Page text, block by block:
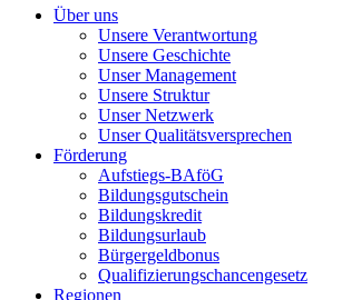
Über uns
Unsere Verantwortung
Unsere Geschichte
Unser Management
Unsere Struktur
Unser Netzwerk
Unser Qualitätsversprechen
Förderung
Aufstiegs-BAföG
Bildungsgutschein
Bildungskredit
Bildungsurlaub
Bürgergeldbonus
Qualifizierungschancengesetz
Regionen